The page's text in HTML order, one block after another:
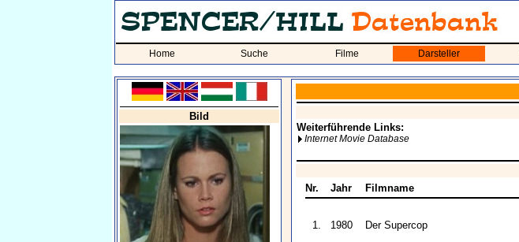
Home Suche Filme Darsteller
Bild
Weiterführende Links:
Internet Movie Database
Nr.
Jahr Filmname
1. 1980 Der Supercop